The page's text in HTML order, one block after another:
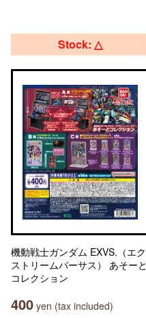
Stock: △
機動戦士ガンダム EXVS.（エク
ストリームバーサス） あそーと
コレクション
400 yen (tax included)